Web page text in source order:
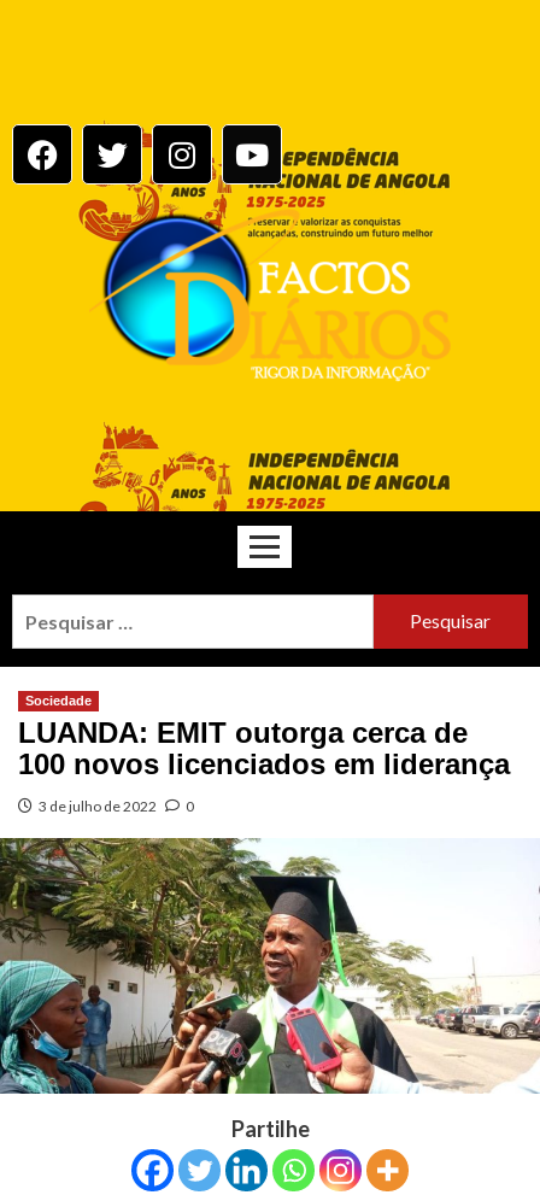
Sociedade
LUANDA: EMIT outorga cerca de
100 novos licenciados em liderança
3 de julho de 2022 0
Partilhe